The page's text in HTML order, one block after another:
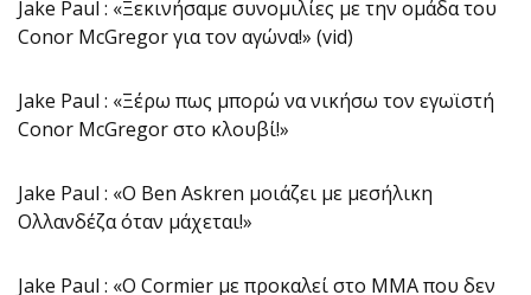
Jake Paul : «Ξεκινήσαμε συνομιλίες με την ομάδα του
Conor McGregor για τον αγώνα!» (vid)
Jake Paul : «Ξέρω πως μπορώ να νικήσω τον εγωϊστή
Conor McGregor στο κλουβί!»
Jake Paul : «Ο Ben Askren μοιάζει με μεσήλικη
Ολλανδέζα όταν μάχεται!»
Jake Paul : «Ο Cormier με προκαλεί στο ΜΜΑ που δεν